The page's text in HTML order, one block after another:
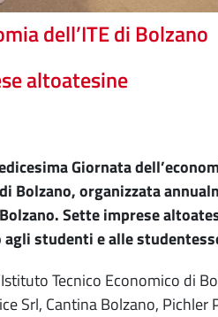
dell’ITE di Bolzano
altoatesine
Giornata
Bolzano, organizzata
Sette imprese
studenti e alle
Tecnico Economico di
Srl, Cantina Bolzano,